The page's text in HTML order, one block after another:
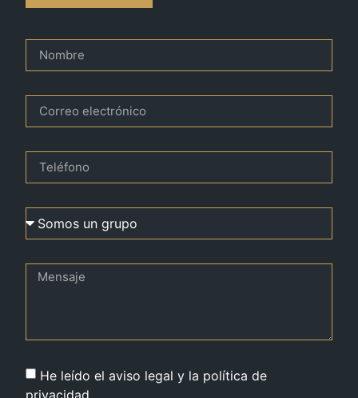
He leído el aviso legal y la política de
privacidad